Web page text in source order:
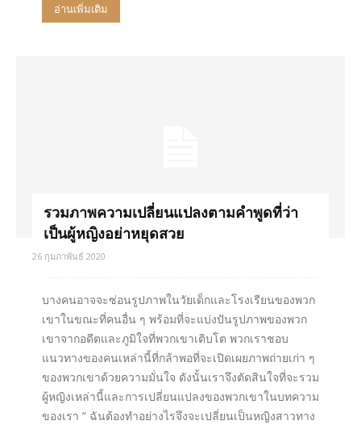
อ่านเพิ่มเติม
รวมภาพความเปลี่ยนแปลงตามคำพูดที่ว่า
เป็นผู้หญิงอย่าหยุดสวย
26 กุมภาพันธ์ 2020
บางคนอาจจะซ่อนรูปภาพในวัยเด็กและโรงเรียนของพวก
เขาในขณะที่คนอื่น ๆ พร้อมที่จะแบ่งปันรูปภาพของพวก
เขาจากอดีตและภูมิใจที่พวกเขาเติบโต พวกเราชอบ
แนวทางของคนเหล่านี้ที่กล้าพอที่จะเปิดเผยภาพถ่ายเก่า ๆ
ของพวกเขาด้วยความมั่นใจ ดังนั้นเราจึงตัดสินใจที่จะรวม
ผู้หญิงเหล่านี้และการเปลี่ยนแปลงของพวกเขาในบทความ
ของเรา “ ฉันต้องทำอย่างไรจึงจะเปลี่ยนเป็นหญิงสาวทาง